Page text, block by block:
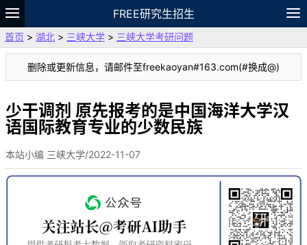
FREE研究生招生
题库
故事 专题 APP 笔记
VIP
资料
首页 > 湖北 > 三峡大学 > 三峡大学考研问题
删除或更新信息，请邮件至freekaoyan#163.com(#换成@)
少干调剂 原先报考的是中国海洋大学汉
语国际教育专业的少数民族
本站小编 三峡大学/2022-11-07